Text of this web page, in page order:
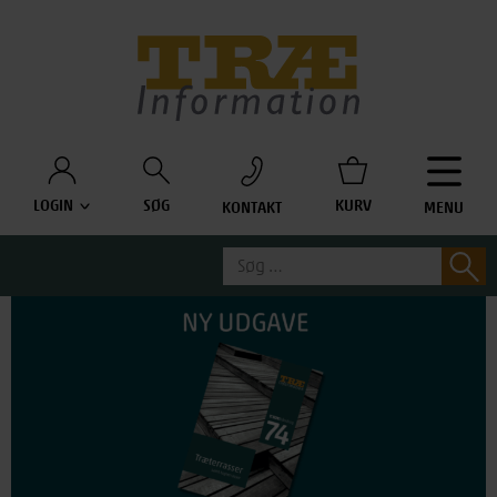
LOGIN SØG KONTAKT KURV MENU
Søg
efter: